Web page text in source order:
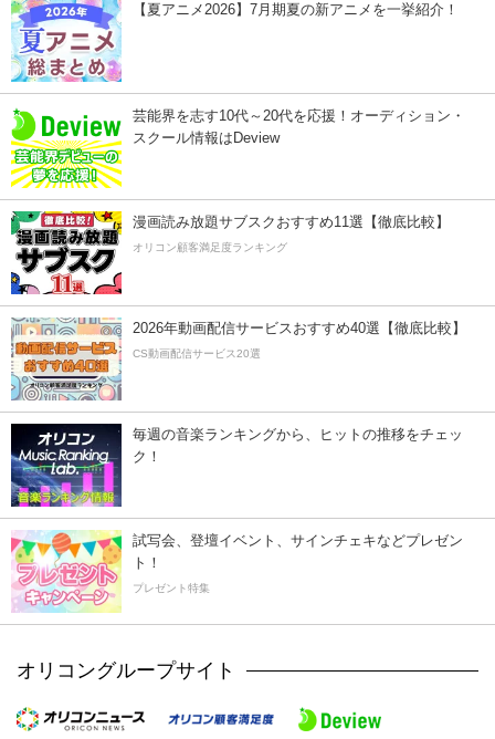
【夏アニメ2026】7月期夏の新アニメを一挙紹介！
芸能界を志す10代～20代を応援！オーディション・
スクール情報はDeview
漫画読み放題サブスクおすすめ11選【徹底比較】
オリコン顧客満足度ランキング
2026年動画配信サービスおすすめ40選【徹底比較】
CS動画配信サービス20選
毎週の音楽ランキングから、ヒットの推移をチェッ
ク！
試写会、登壇イベント、サインチェキなどプレゼン
ト！
プレゼント特集
オリコングループサイト